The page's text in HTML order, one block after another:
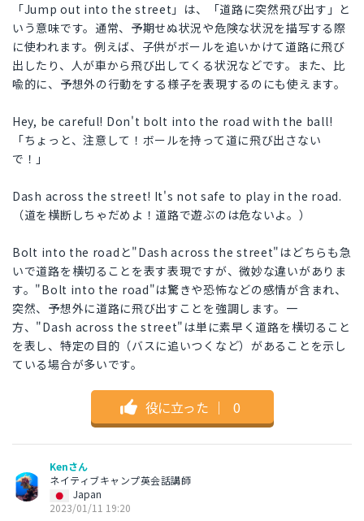
「Jump out into the street」は、「道路に突然飛び出す」と
いう意味です。通常、予期せぬ状況や危険な状況を描写する際
に使われます。例えば、子供がボールを追いかけて道路に飛び
出したり、人が車から飛び出してくる状況などです。また、比
喩的に、予想外の行動をする様子を表現するのにも使えます。
Hey, be careful! Don't bolt into the road with the ball!
「ちょっと、注意して！ボールを持って道に飛び出さない
で！」
Dash across the street! It's not safe to play in the road.
（道を横断しちゃだめよ！道路で遊ぶのは危ないよ。）
Bolt into the roadと"Dash across the street"はどちらも急
いで道路を横切ることを表す表現ですが、微妙な違いがありま
す。"Bolt into the road"は驚きや恐怖などの感情が含まれ、
突然、予想外に道路に飛び出すことを強調します。一
方、"Dash across the street"は単に素早く道路を横切ること
を表し、特定の目的（バスに追いつくなど）があることを示し
ている場合が多いです。
役に立った ｜ 0
Kenさん
ネイティブキャンプ英会話講師
Japan
2023/01/11 19:20